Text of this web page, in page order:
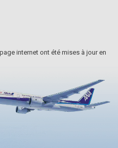
internet ont été mises à jour en